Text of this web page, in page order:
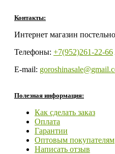
Контакты:
Интернет магазин
Телефоны: +7(952)261-22-66
E-mail:
Полезная информация:
Как сделать заказ
Оплата
Гарантии
Оптовым покупателям
Написать отзыв